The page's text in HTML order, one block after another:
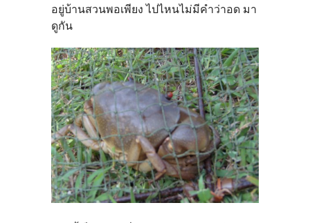
อยู่บ้านสวนพอเพียง ไปไหนไม่มีคำว่าอด มา
ดูกัน